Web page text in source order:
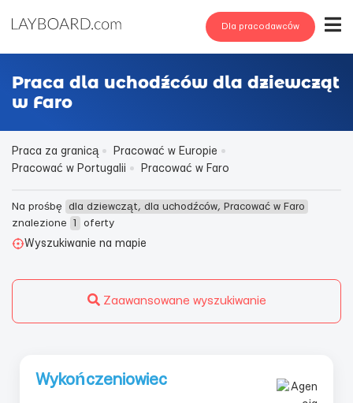
Dla pracodawców
Praca dla uchodźców dla dziewcząt
w Faro
Praca za granicą
Pracować w Europie
Pracować w Portugalii
Pracować w Faro
Na prośbę dla dziewcząt, dla uchodźców, Pracować w Faro
znalezione
1
oferty
Wyszukiwanie na mapie
Zaawansowane wyszukiwanie
Wykończeniowiec